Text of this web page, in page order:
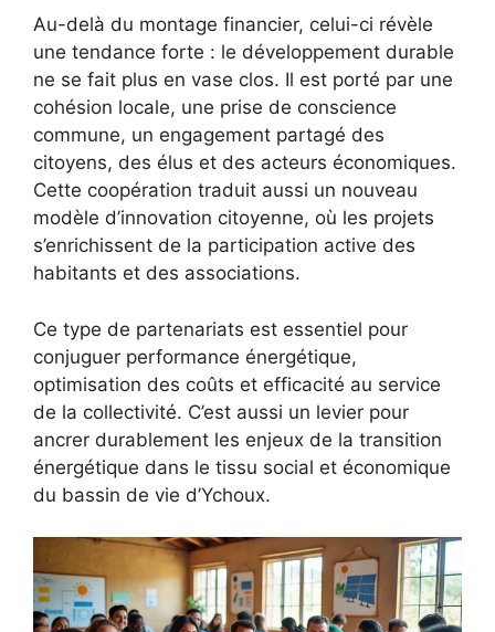
Au-delà du montage financier, celui-ci révèle
une tendance forte : le développement durable
ne se fait plus en vase clos. Il est porté par une
cohésion locale, une prise de conscience
commune, un engagement partagé des
citoyens, des élus et des acteurs économiques.
Cette coopération traduit aussi un nouveau
modèle d’innovation citoyenne, où les projets
s’enrichissent de la participation active des
habitants et des associations.
Ce type de partenariats est essentiel pour
conjuguer performance énergétique,
optimisation des coûts et efficacité au service
de la collectivité. C’est aussi un levier pour
ancrer durablement les enjeux de la transition
énergétique dans le tissu social et économique
du bassin de vie d’Ychoux.